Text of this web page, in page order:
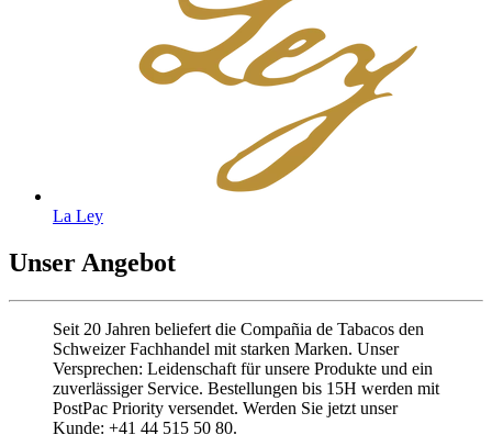
La Ley
Unser Angebot
Seit 20 Jahren beliefert die Compañia de Tabacos den
Schweizer Fachhandel mit starken Marken. Unser
Versprechen: Leidenschaft für unsere Produkte und ein
zuverlässiger Service. Bestellungen bis 15H werden mit
PostPac Priority versendet. Werden Sie jetzt unser
Kunde: +41 44 515 50 80.